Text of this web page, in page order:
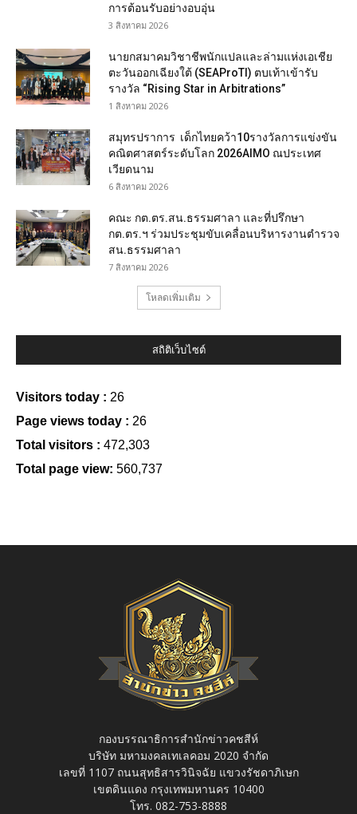
การต้อนรับอย่างอบอุ่น
3 สิงหาคม 2026
นายกสมาคมวิชาชีพนักแปลและล่ามแห่งเอเชีย
ตะวันออกเฉียงใต้ (SEAProTI) ตบเท้าเข้ารับ
รางวัล “Rising Star in Arbitrations”
1 สิงหาคม 2026
สมุทรปราการ เด็กไทยคว้า10รางวัลการแข่งขัน
คณิตศาสตร์ระดับโลก 2026AIMO ณประเทศ
เวียดนาม
6 สิงหาคม 2026
คณะ กต.ตร.สน.ธรรมศาลา และที่ปรึกษา
กต.ตร.ฯ ร่วมประชุมขับเคลื่อนบริหารงานตำรวจ
สน.ธรรมศาลา
7 สิงหาคม 2026
โหลดเพิ่มเติม
สถิติเว็บไซต์
Visitors today : 26
Page views today : 26
Total visitors : 472,303
Total page view: 560,737
กองบรรณาธิการสำนักข่าวคชสีห์
บริษัท มหามงคลเทเลคอม 2020 จำกัด
เลขที่ 1107 ถนนสุทธิสารวินิจฉัย แขวงรัชดาภิเษก
เขตดินแดง กรุงเทพมหานคร 10400
โทร. 082-753-8888